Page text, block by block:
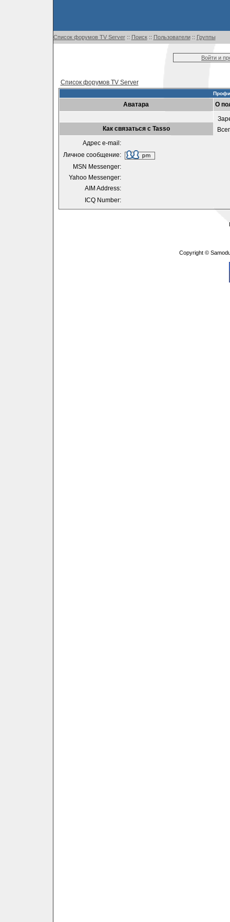
Список форумов TV Server:: Поиск:: Пользователи:: Группы
Войти и
Список форумов TV Server
Аватара
О
Как связаться с Tasso
Адрес e-mail:
Личное сообщение:
MSN Messenger:
Yahoo Messenger:
AIM Address:
ICQ Number:
Copyright ©